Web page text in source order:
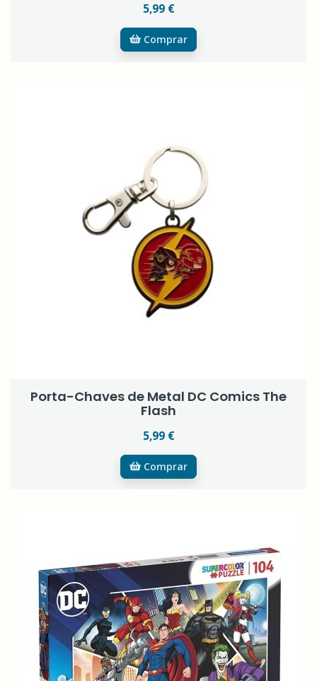
5,99 €
Comprar
Porta-Chaves de Metal DC Comics The
Flash
5,99 €
Comprar